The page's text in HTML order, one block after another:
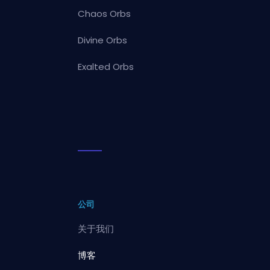
Chaos Orbs
Divine Orbs
Exalted Orbs
公司
关于我们
博客